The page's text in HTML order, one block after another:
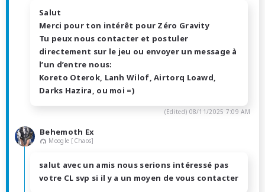
Salut
Merci pour ton intérêt pour Zéro Gravity
Tu peux nous contacter et postuler
directement sur le jeu ou envoyer un message à
l’un d’entre nous:
Koreto Oterok, Lanh Wilof, Airtorq Loawd,
Darks Hazira, ou moi =)
(Edited) 08/11/2025 7:09 AM
Behemoth Ex
Moogle [Chaos]
salut avec un amis nous serions intéressé pas
votre CL svp si il y a un moyen de vous contacter